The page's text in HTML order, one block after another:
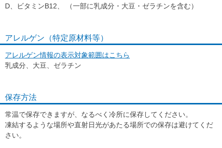
D、ビタミンB12、 （一部に乳成分・大豆・ゼラチンを含む）
アレルゲン（特定原材料等）
アレルゲン情報の表示対象範囲はこちら
乳成分、大豆、ゼラチン
保存方法
常温で保存できますが、なるべく冷所に保存してください。
凍結するような場所や直射日光があたる場所での保存は避けてくだ
さい。